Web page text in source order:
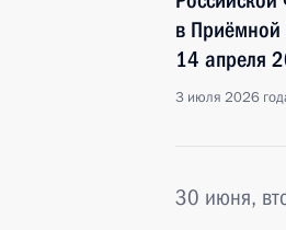
в Приёмной
14 апреля
3 июля 2026
30 июня,